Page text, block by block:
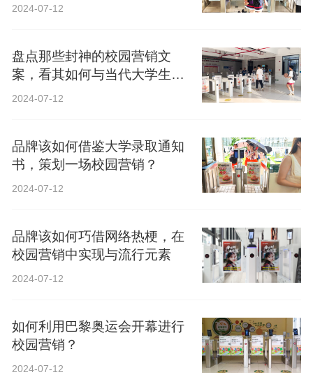
2024-07-12
盘点那些封神的校园营销文
案，看其如何与当代大学生精
神共鸣？
2024-07-12
品牌该如何借鉴大学录取通知
书，策划一场校园营销？
2024-07-12
品牌该如何巧借网络热梗，在
校园营销中实现与流行元素
2024-07-12
如何利用巴黎奥运会开幕进行
校园营销？
2024-07-12